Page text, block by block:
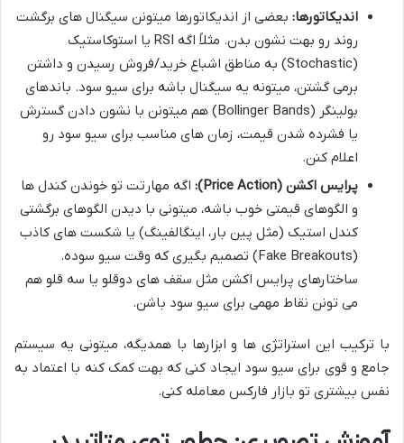
اندیکاتورها: بعضی از اندیکاتورها میتونن سیگنال های برگشت
روند رو بهت نشون بدن. مثلاً اگه RSI یا استوکاستیک
(Stochastic) به مناطق اشباع خرید/فروش رسیدن و داشتن
برمی گشتن، میتونه یه سیگنال باشه برای سیو سود. باندهای
بولینگر (Bollinger Bands) هم میتونن با نشون دادن گسترش
یا فشرده شدن قیمت، زمان های مناسب برای سیو سود رو
اعلام کنن.
پرایس اکشن (Price Action):
اگه مهارتت تو خوندن کندل ها
و الگوهای قیمتی خوب باشه، میتونی با دیدن الگوهای برگشتی
کندل استیک (مثل پین بار، اینگالفینگ) یا شکست های کاذب
(Fake Breakouts) تصمیم بگیری که وقت سیو سوده.
ساختارهای پرایس اکشن مثل سقف های دوقلو یا سه قلو هم
می تونن نقاط مهمی برای سیو سود باشن.
با ترکیب این استراتژی ها و ابزارها با همدیگه، میتونی یه سیستم
جامع و قوی برای سیو سود ایجاد کنی که بهت کمک کنه با اعتماد به
نفس بیشتری تو بازار فارکس معامله کنی.